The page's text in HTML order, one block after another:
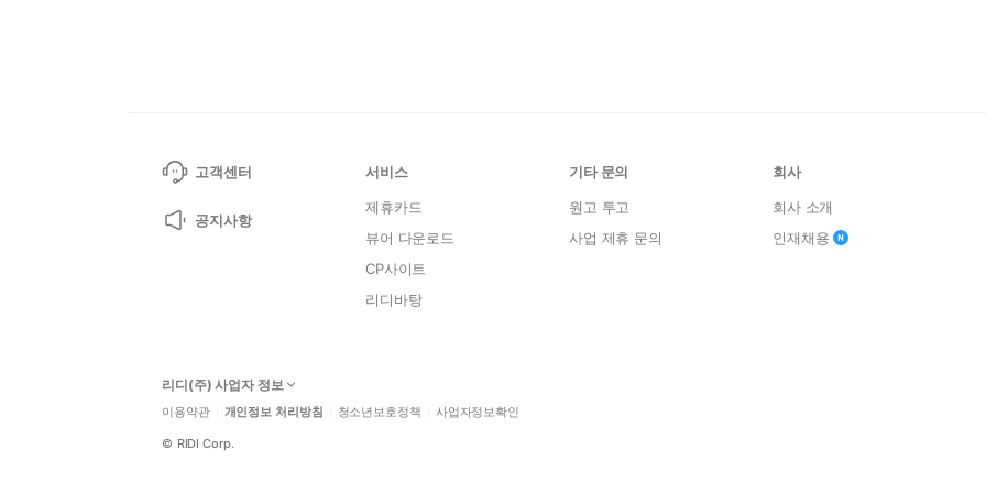
고객센터
공지사항
서비스
제휴카드
뷰어 다운로드
CP사이트
리디바탕
기타 문의
원고 투고
사업 제휴 문의
회사
회사 소개
인재채용
리디(주) 사업자 정보
이용약관 개인정보 처리방침 청소년보호정책 사업자정보확인
© RIDI Corp.